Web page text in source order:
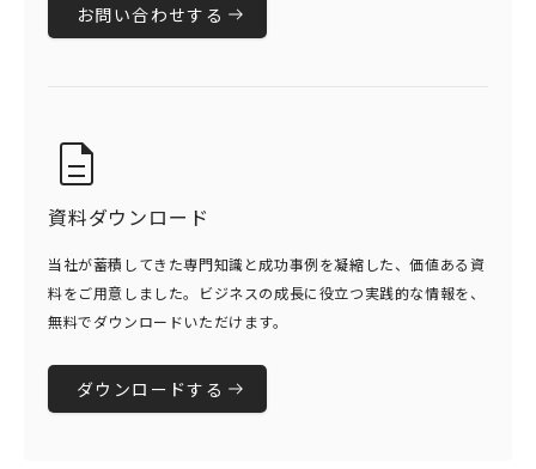
お問い合わせする
資料ダウンロード
当社が蓄積してきた専門知識と成功事例を凝縮した、価値ある資
料をご用意しました。ビジネスの成長に役立つ実践的な情報を、
無料でダウンロードいただけます。
ダウンロードする